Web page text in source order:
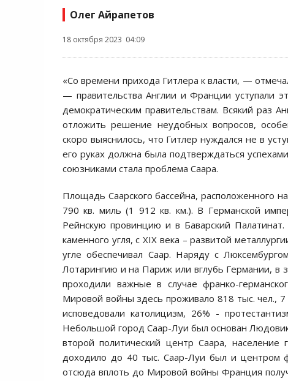
Олег Айрапетов
18 октября 2023 04:09
«Со времени прихода Гитлера к власти, —
— правительства Англии и Франции уступали
демократическим правительствам. Всякий раз
отложить решение неудобных вопросов,
скоро выяснилось, что Гитлер нуждался не в
его руках должна была подтверждаться
союзниками стала проблема Саара.
Площадь Саарского бассейна, расположенного
790 кв. миль (1 912 кв. км.). В Германской
Рейнскую провинцию и в Баварский
каменного угля, с XIX века – развитой
угле обеспечивал Саар. Наряду с
Лотарингию и на Париж или вглубь Германии, в
проходили важные в случае франко-
Мировой войны здесь проживало 818 тыс. чел.,
исповедовали католицизм, 26% -
Небольшой город Саар-Луи был основан
второй политический центр Саара,
доходило до 40 тыс. Саар-Луи был и центром
отсюда вплоть до Мировой войны Франция